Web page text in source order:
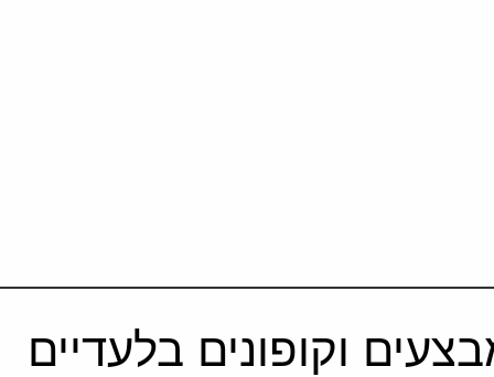
וקופונים בלעדיים